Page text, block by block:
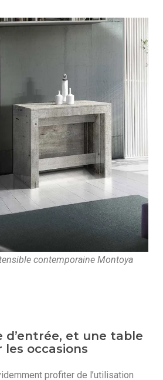
contemporaine Montoya
d’entrée, et une table
les occasions
profiter de l’utilisation